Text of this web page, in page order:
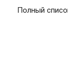
Полный